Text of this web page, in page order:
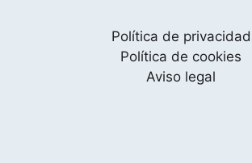
Política de privacidad
Política de cookies
Aviso legal